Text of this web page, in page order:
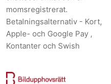
momsregistrerat.
Betalningsalternativ - Kort,
Apple- och Google Pay ,
Kontanter och Swish